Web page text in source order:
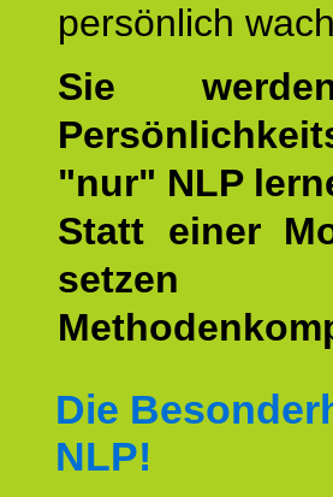
persönlich
Sie
"nur" NLP
Statt einer
Die
NLP!